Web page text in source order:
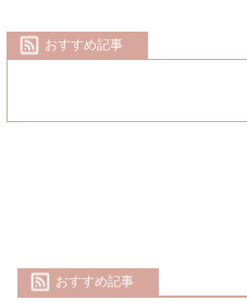
おすすめ記事
おすすめ記事